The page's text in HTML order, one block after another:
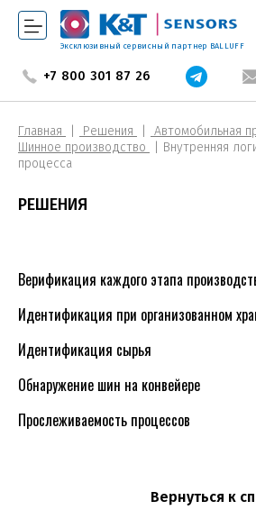
Эксклюзивный сервисный партнер BALLUFF
+7 800 301 87 26
Главная Решения
Автомобильная
Шинное производство
Внутренняя
процесса
РЕШЕНИЯ
Верификация каждого этапа
Идентификация при организованном
Идентификация сырья
Обнаружение шин на конвейере
Прослеживаемость процессов
Вернуться к